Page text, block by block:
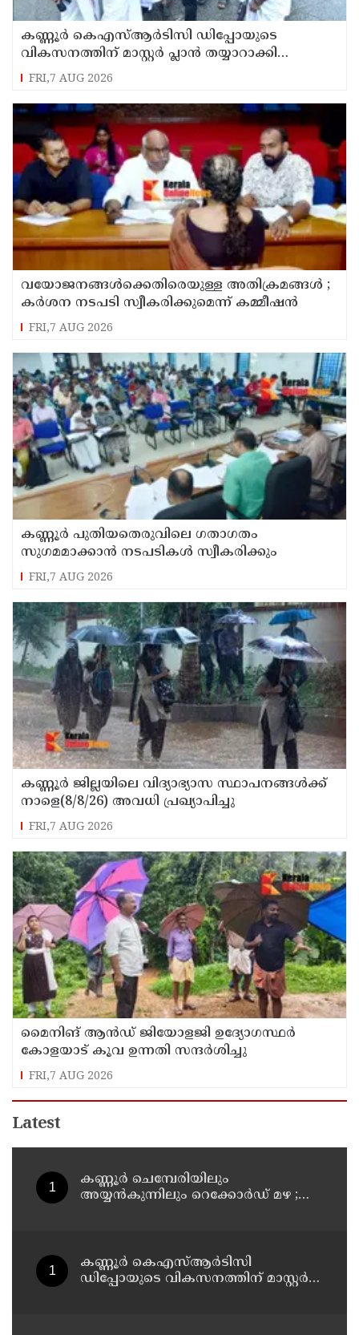
കണ്ണൂർ കെഎസ്ആർടിസി ഡിപ്പോയുടെ
വികസനത്തിന് മാസ്റ്റർ പ്ലാൻ തയ്യാറാക്കി
സമർപ്പിക്കും : ടി ഒ മോഹനൻ എം എൽ എ
FRI,7 AUG 2026
വയോജനങ്ങൾക്കെതിരെയുള്ള അതിക്രമങ്ങൾ ;
കർശന നടപടി സ്വീകരിക്കുമെന്ന് കമ്മീഷൻ
FRI,7 AUG 2026
കണ്ണൂർ പുതിയതെരുവിലെ ഗതാഗതം
സുഗമമാക്കാന്‍ നടപടികള്‍ സ്വീകരിക്കും
FRI,7 AUG 2026
കണ്ണൂർ ജില്ലയിലെ വിദ്യാഭ്യാസ സ്ഥാപനങ്ങള്‍ക്ക്
നാളെ(8/8/26) അവധി പ്രഖ്യാപിച്ചു
FRI,7 AUG 2026
മൈനിങ് ആൻഡ്​ ജിയോളജി ഉദ്യോഗസ്ഥർ
കോളയാട് കൂവ ഉന്നതി സന്ദർശിച്ചു
FRI,7 AUG 2026
Latest
കണ്ണൂർ ചെമ്പേരിയിലും
അയ്യൻകുന്നിലും റെക്കോർഡ് മഴ ;
കണ്ണൂർ കെഎസ്ആർടിസി
ഡിപ്പോയുടെ വികസനത്തിന് മാസ്റ്റർ